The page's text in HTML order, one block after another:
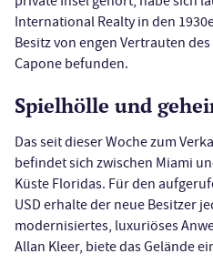
International Realty in den
Besitz von engen Vertrauten
Capone befunden.
Spielhölle und
Das seit dieser Woche zum
befindet sich zwischen Miami
Küste Floridas. Für den
USD erhalte der neue Besitzer
modernisiertes, luxuriöses
Allan Kleer, biete das Gelände